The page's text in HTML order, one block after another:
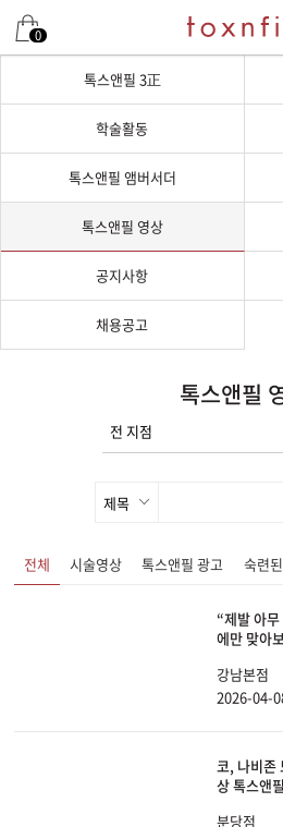
0
톡스앤필 3正
학술활동
톡스앤필 앰버서더
톡스앤필 영상
공지사항
채용공고
톡스앤필
전체 시술영상 톡스앤필 광고 숙련
“제발 아
에만 맞아
곳까지 딱
강남본점
2026-04-
코, 나비존
상 톡스앤
분당점